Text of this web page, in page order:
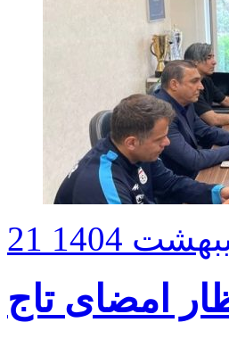
1404
امضای تاج